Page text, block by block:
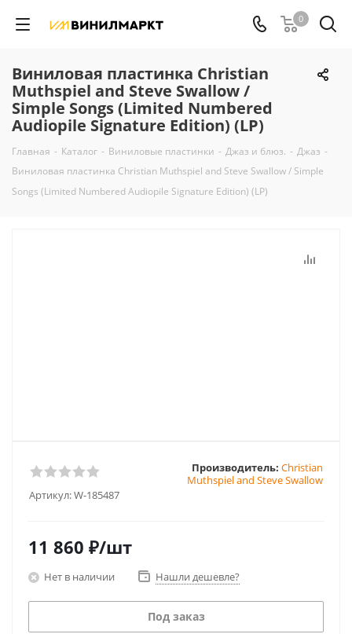
0
Виниловая пластинка Christian
Muthspiel and Steve Swallow /
Simple Songs (Limited Numbered
Audiopile Signature Edition) (LP)
Главная - Каталог - Виниловые пластинки - Джаз и блюз. - Джаз -
Виниловая пластинка Christian Muthspiel and Steve Swallow / Simple
Songs (Limited Numbered Audiopile Signature Edition) (LP)
Артикул:W-185487
Производитель: Christian
Muthspiel and Steve Swallow
11 860 ₽/шт
Нет в наличии Нашли дешевле?
Под заказ